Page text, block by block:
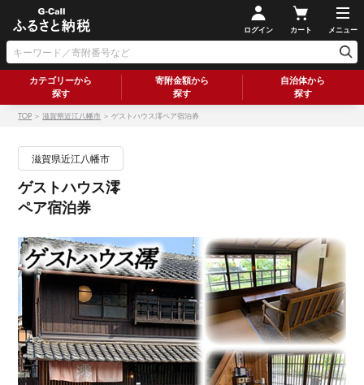
ログイン カート メニュー
カテゴリーから
探す
寄附金額から
探す
自治体から
探す
TOP ＞滋賀県近江八幡市 ＞ ゲストハウス澪ペア宿泊券
滋賀県近江八幡市
ゲストハウス澪
ペア宿泊券